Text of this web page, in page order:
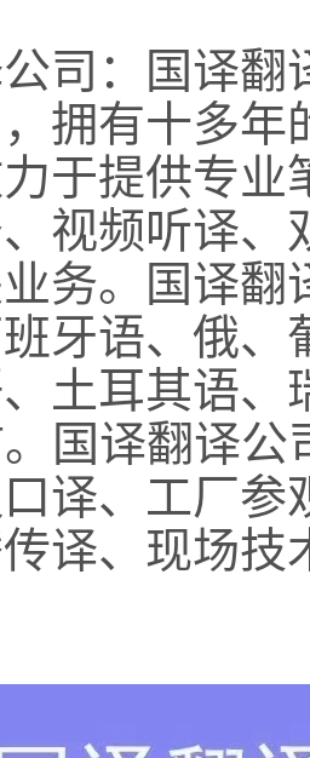
司：国译翻
拥有十多年
于提供专
视频听译、
务。国译翻
牙语、俄、
土耳其语
国译翻译
译、工厂参
译、现场技